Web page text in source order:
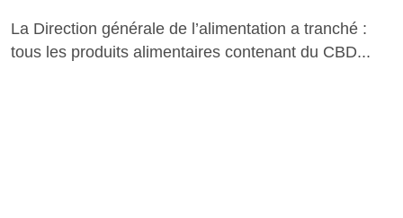
La Direction générale de l’alimentation a tranché :
tous les produits alimentaires contenant du CBD...